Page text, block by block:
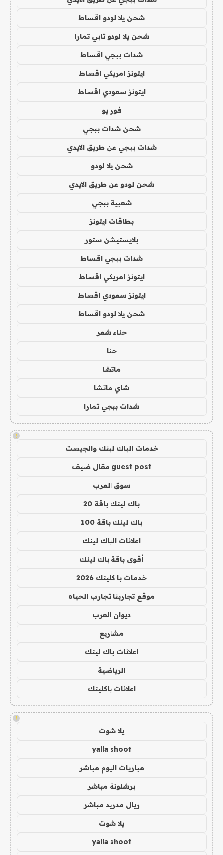
شحن يلا لودو اقساط
شحن يلا لودو تابي تمارا
شدات ببجي اقساط
ايتونز امريكي اقساط
ايتونز سعودي اقساط
فور يو
شحن شدات ببجي
شدات ببجي عن طريق الايدي
شحن يلا لودو
شحن لودو عن طريق الايدي
شعبية ببجي
بطاقات ايتونز
بلايستيشن ستور
شدات ببجي اقساط
ايتونز امريكي اقساط
ايتونز سعودي اقساط
شحن يلا لودو اقساط
حناء شعر
حنا
ماتشا
شاي ماتشا
شدات ببجي تمارا
!
خدمات الباك لينك والجيست
guest post مقال ضيف
سوق العرب
باك لينك باقة 20
باك لينك باقة 100
اعلانات الباك لينك
أقوى باقة باك لينك
خدمات با كلينك 2026
موقع تجاربنا تجارب الحياه
ديوان العرب
مشاريع
اعلانات باك لينك
الرياضية
اعلانات باكلينك
!
يلا شوت
yalla shoot
مباريات اليوم مباشر
برشلونة مباشر
ريال مدريد مباشر
يلا شوت
yalla shoot